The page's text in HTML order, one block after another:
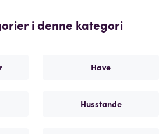
i denne kategori
Have
Husstande